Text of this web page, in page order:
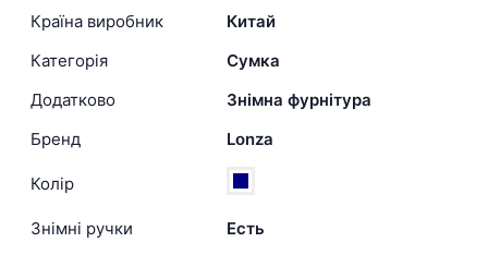
Країна виробник
Китай
Категорія
Сумка
Додатково
Знімна фурнітура
Бренд
Lonza
Колір
Знімні ручки Есть